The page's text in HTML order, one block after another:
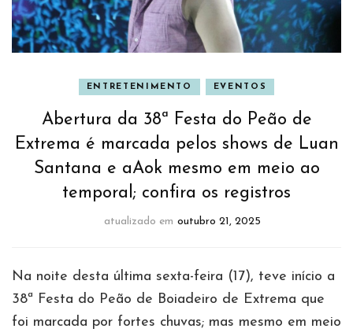
ENTRETENIMENTO EVENTOS
Abertura da 38ª Festa do Peão de
Extrema é marcada pelos shows de Luan
Santana e aAok mesmo em meio ao
temporal; confira os registros
atualizado em outubro 21, 2025
Na noite desta última sexta-feira (17), teve início a
38ª Festa do Peão de Boiadeiro de Extrema que
foi marcada por fortes chuvas; mas mesmo em meio